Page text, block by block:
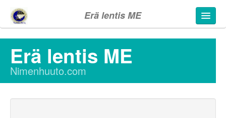
Erä lentis ME
Erä lentis ME
Nimenhuuto.com